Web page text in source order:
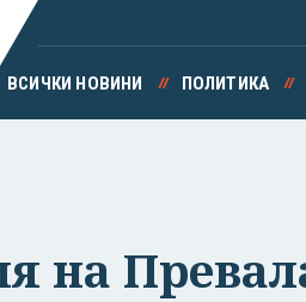
ВСИЧКИ НОВИНИ ПОЛИТИКА
на